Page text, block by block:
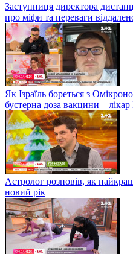
Заступниця директора
про міфи та переваги
Як Ізраїль бореться з
бустерна доза вакцини –
Астролог розповів, як
новий рік